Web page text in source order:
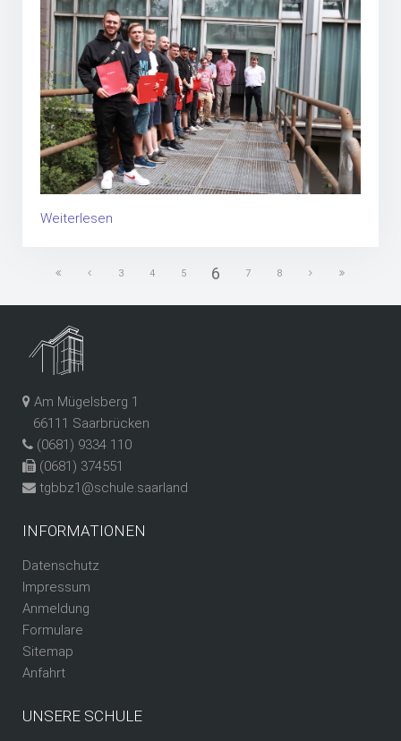
Weiterlesen
3 4 5 6 7 8
Am Mügelsberg 1
66111 Saarbrücken
(0681) 9334 110
(0681) 374551
tgbbz1@schule.saarland
INFORMATIONEN
Datenschutz
Impressum
Anmeldung
Formulare
Sitemap
Anfahrt
UNSERE SCHULE